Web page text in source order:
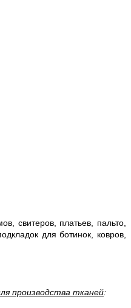
свитеров, платьев, пальто,
для ботинок, ковров,
производства тканей: